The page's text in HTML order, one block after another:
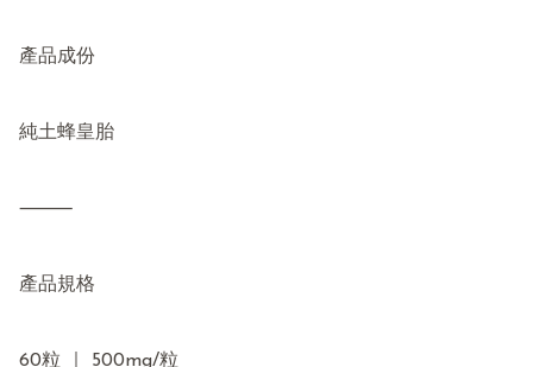
產品成份
純土蜂皇胎
⸻
產品規格
60粒 ｜ 500mg/粒